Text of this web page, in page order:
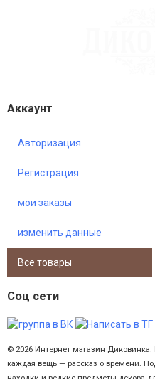
Аккаунт
Авторизация
Регистрация
мои заказы
изменить данные
Все товары
Соц сети
© 2026 Интернет магазин
каждая вещь — рассказ о времени.
•Только что